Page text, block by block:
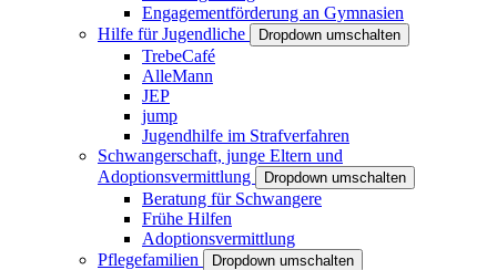
Engagementförderung an Gymnasien
Hilfe für Jugendliche
Dropdown umschalten
TrebeCafé
AlleMann
JEP
jump
Jugendhilfe im Strafverfahren
Schwangerschaft, junge Eltern und
Adoptionsvermittlung
Dropdown umschalten
Beratung für Schwangere
Frühe Hilfen
Adoptionsvermittlung
Pflegefamilien
Dropdown umschalten